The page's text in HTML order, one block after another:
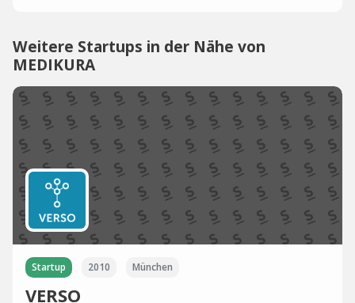
Weitere Startups in der Nähe von
MEDIKURA
Startup 2010 München
VERSO